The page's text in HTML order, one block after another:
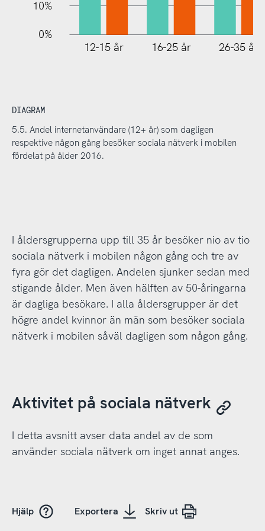
10%
0%
12-15 år 16-25 år 26-35 år
DIAGRAM
5.5. Andel internetanvändare (12+ år) som dagligen
respektive någon gång besöker sociala nätverk i mobilen
fördelat på ålder 2016.
I åldersgrupperna upp till 35 år besöker nio av tio
sociala nätverk i mobilen någon gång och tre av
fyra gör det dagligen. Andelen sjunker sedan med
stigande ålder. Men även hälften av 50-åringarna
är dagliga besökare. I alla åldersgrupper är det
högre andel kvinnor än män som besöker sociala
nätverk i mobilen såväl dagligen som någon gång.
Aktivitet på sociala nätverk
I detta avsnitt avser data andel av de som
använder sociala nätverk om inget annat anges.
Hjälp Exportera Skriv ut